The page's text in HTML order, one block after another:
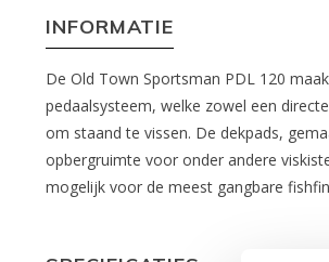
INFORMATIE
De Old Town Sportsman PDL 120
pedaalsysteem, welke zowel een
om staand te vissen. De dekpads,
opbergruimte voor onder andere
mogelijk voor de meest gangbare